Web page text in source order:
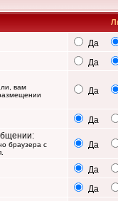
Да
Да
вам
Да
Да
браузера с
Да
Да
Да